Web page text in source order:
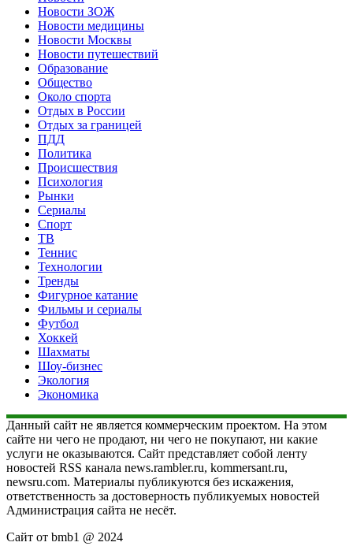
Новости ЗОЖ
Новости медицины
Новости Москвы
Новости путешествий
Образование
Общество
Около спорта
Отдых в России
Отдых за границей
ПДД
Политика
Происшествия
Психология
Рынки
Сериалы
Спорт
ТВ
Теннис
Технологии
Тренды
Фигурное катание
Фильмы и сериалы
Футбол
Хоккей
Шахматы
Шоу-бизнес
Экология
Экономика
Данный сайт не является коммерческим проектом. На этом
сайте ни чего не продают, ни чего не покупают, ни какие
услуги не оказываются. Сайт представляет собой ленту
новостей RSS канала news.rambler.ru, kommersant.ru,
newsru.com. Материалы публикуются без искажения,
ответственность за достоверность публикуемых новостей
Администрация сайта не несёт.
Сайт от bmb1 @ 2024